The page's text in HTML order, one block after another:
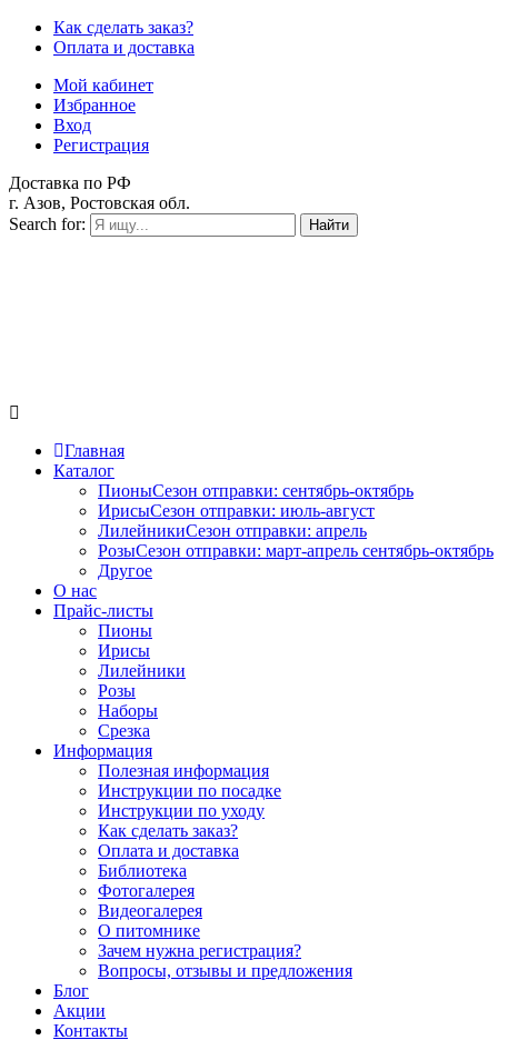
Как сделать заказ?
Оплата и доставка
Мой кабинет
Избранное
Вход
Регистрация
Доставка по РФ
г. Азов, Ростовская обл.
Search for:
Найти
Главная
Каталог
ПионыСезон отправки: сентябрь-октябрь
ИрисыСезон отправки: июль-август
ЛилейникиСезон отправки: апрель
РозыСезон отправки: март-апрель сентябрь-октябрь
Другое
О нас
Прайс-листы
Пионы
Ирисы
Лилейники
Розы
Наборы
Срезка
Информация
Полезная информация
Инструкции по посадке
Инструкции по уходу
Как сделать заказ?
Оплата и доставка
Библиотека
Фотогалерея
Видеогалерея
О питомнике
Зачем нужна регистрация?
Вопросы, отзывы и предложения
Блог
Акции
Контакты